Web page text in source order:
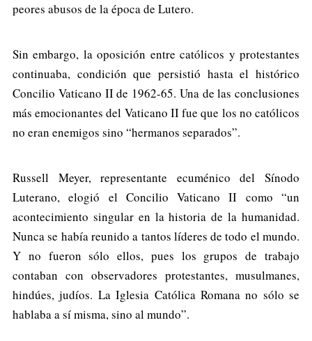
peores abusos de la época de Lutero.
Sin embargo, la oposición entre católicos y protestantes
continuaba, condición que persistió hasta el histórico
Concilio Vaticano II de 1962-65. Una de las conclusiones
más emocionantes del Vaticano II fue que los no católicos
no eran enemigos sino “hermanos separados”.
Russell Meyer, representante ecuménico del Sínodo
Luterano, elogió el Concilio Vaticano II como “un
acontecimiento singular en la historia de la humanidad.
Nunca se había reunido a tantos líderes de todo el mundo.
Y no fueron sólo ellos, pues los grupos de trabajo
contaban con observadores protestantes, musulmanes,
hindúes, judíos. La Iglesia Católica Romana no sólo se
hablaba a sí misma, sino al mundo”.